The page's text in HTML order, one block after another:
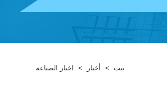
بيت > أخبار > اخبار الصناعة